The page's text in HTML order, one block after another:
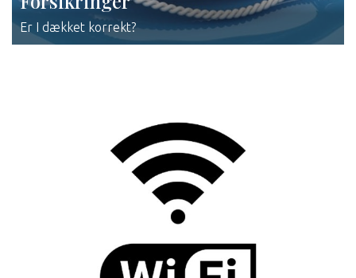
Er I dækket korrekt?